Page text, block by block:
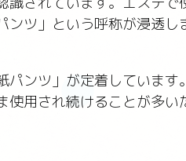
ツ」という呼称が浸透し
パンツ」が定着しています
使用され続けることが多い